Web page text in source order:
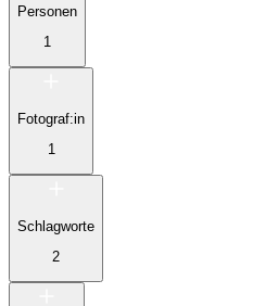
Personen
1
Fotograf:in
1
Schlagworte
2